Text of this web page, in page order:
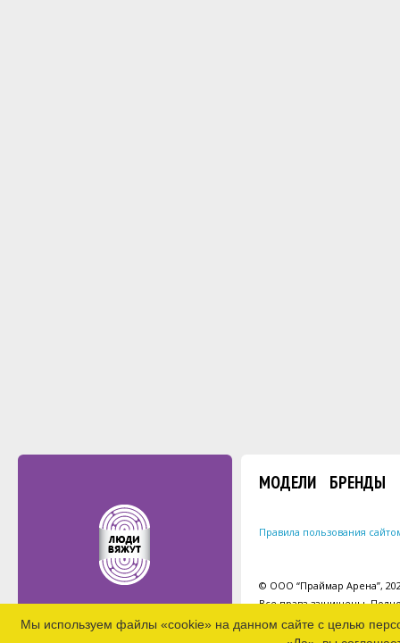
МОДЕЛИ БРЕНДЫ
Правила пользования
© ООО “Праймар Арена”,
Все права защищены.
Мы используем файлы «cookie» на данном сайте с целью